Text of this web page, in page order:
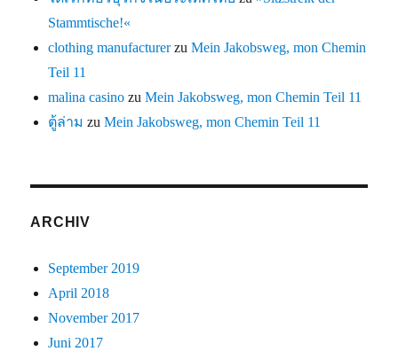
Stammtische!«
clothing manufacturerzuMein Jakobsweg, mon Chemin
Teil 11
malina casino zuMein Jakobsweg, mon Chemin Teil 11
ตู้ล่าม zuMein Jakobsweg, mon Chemin Teil 11
ARCHIV
September 2019
April 2018
November 2017
Juni 2017